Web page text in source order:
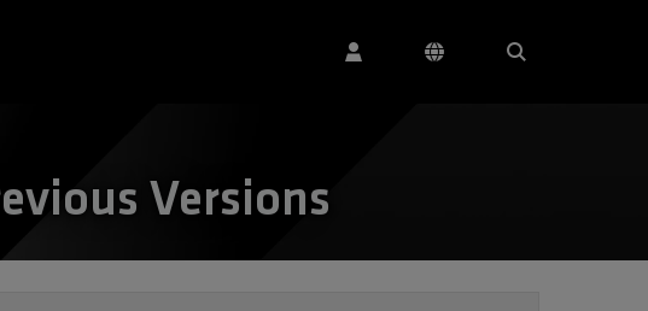
Versions